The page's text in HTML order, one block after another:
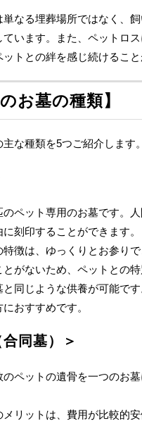
なる埋葬場所ではなく、
ています。また、ペットロ
トとの絆を感じ続けるこ
お墓の種類】
な種類を5つご紹介します。
ペット専用のお墓です。
刻印することができます。
徴は、ゆっくりとお参り
とがないため、ペットとの
同じような供養が可能で
おすすめです。
同墓）＞
ペットの遺骨を一つのお
リットは、費用が比較的